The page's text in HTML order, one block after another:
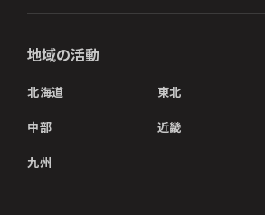
地域の活動
北海道 東北
中部 近畿
九州